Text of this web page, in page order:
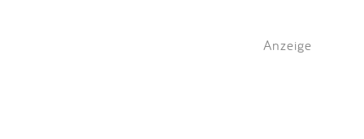
Anzeige